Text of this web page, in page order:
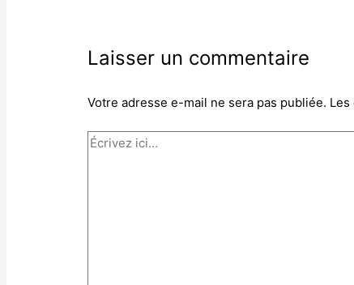
Laisser un commentaire
Votre adresse e-mail ne sera pas publiée.
Écrivez